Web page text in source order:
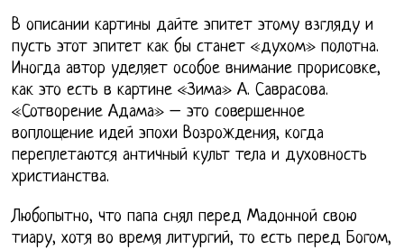
В описании картины дайте эпитет этому взгляду и
пусть этот эпитет как бы станет «духом» полотна.
Иногда автор уделяет особое внимание прорисовке,
как это есть в картине «Зима» А. Саврасова.
«Сотворение Адама» – это совершенное
воплощение идей эпохи Возрождения, когда
переплетаются античный культ тела и духовность
христианства.
Любопытно, что папа снял перед Мадонной свою
тиару, хотя во время литургий, то есть перед Богом,